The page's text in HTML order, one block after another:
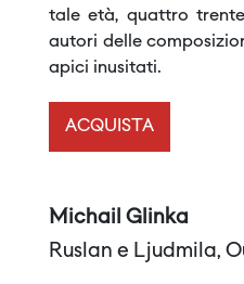
tale età, quattro
autori delle
apici inusitati.
ACQUISTA
Michail Glinka
Ruslan e Ljudmila,